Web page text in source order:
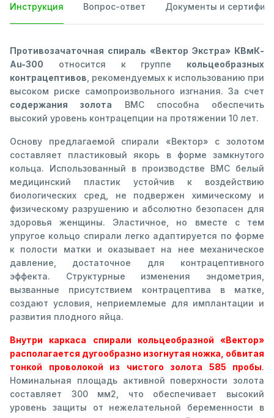
Инструкция Вопрос-ответ Документы и
Противозачаточная спираль «Вектор Экстра» КВмК-
Au-300 относится к группе кольцеобразных
контрацептивов , рекомендуемых к использованию при
высоком риске самопроизвольного изгнания. За счет
содержания золота ВМС способна обеспечить
высокий уровень контрацепции на протяжении 10 лет.
Основу предлагаемой спирали «Вектор» с золотом
составляет пластиковый якорь в форме замкнутого
кольца. Использованный в производстве ВМС белый
медицинский пластик устойчив к воздействию
биологических сред, не подвержен химическому и
физическому разрушению и абсолютно безопасен для
здоровья женщины. Эластичное, но вместе с тем
упругое кольцо спирали легко адаптируется по форме
к полости матки и оказывает на нее механическое
давление, достаточное для контрацептивного
эффекта. Структурные изменения эндометрия,
вызванные присутствием контрацептива в матке,
создают условия, неприемлемые для имплантации и
развития плодного яйца.
Внутри каркаса спирали кольцеобразной «Вектор»
располагается дугообразно изогнутая ножка, обвитая
тонкой проволокой из чистого золота 585 пробы.
Номинальная площадь активной поверхности золота
составляет 300 мм2, что обеспечивает высокий
уровень защиты от нежелательной беременности в